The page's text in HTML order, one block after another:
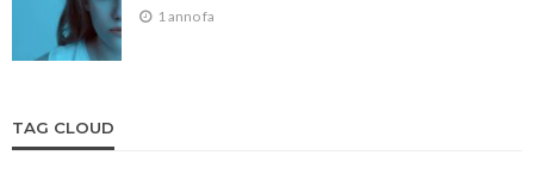
1 anno fa
TAG CLOUD